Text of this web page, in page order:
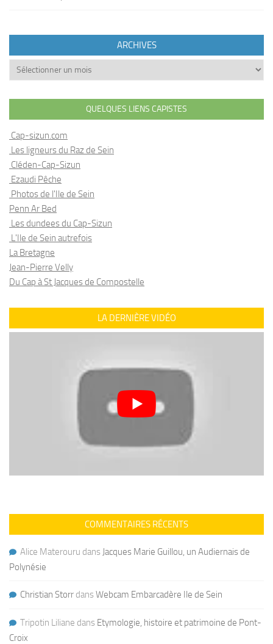
ARCHIVES
Archives
QUELQUES LIENS CAPISTES
Cap-sizun.com
Les ligneurs du Raz de Sein
Cléden-Cap-Sizun
Ezaudi Pêche
Photos de l'Ile de Sein
Penn Ar Bed
Les dundees du Cap-Sizun
L'Ile de Sein autrefois
La Bretagne
Jean-Pierre Velly
Du Cap à St Jacques de Compostelle
LA DERNIÈRE VIDÉO
COMMENTAIRES RÉCENTS
Alice Materouru dans Jacques Marie Guillou, un Audiernais de
Polynésie
Christian Storr dans Webcam Embarcadère Ile de Sein
Tripotin Liliane dans Etymologie, histoire et patrimoine de Pont-
Croix